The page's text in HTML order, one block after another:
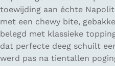
toewijding aan échte
met een chewy bite,
belegd met klassieke
dat perfecte deeg schuilt
werd pas na tientallen